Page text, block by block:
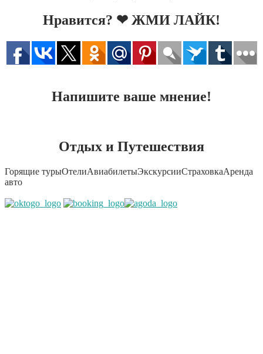
Нравится? ❤ ЖМИ ЛАЙК!
Напишите ваше мнение!
Отдых и Путешествия
Горящие турыОтелиАвиабилетыЭкскурсииСтраховкаАренда
авто